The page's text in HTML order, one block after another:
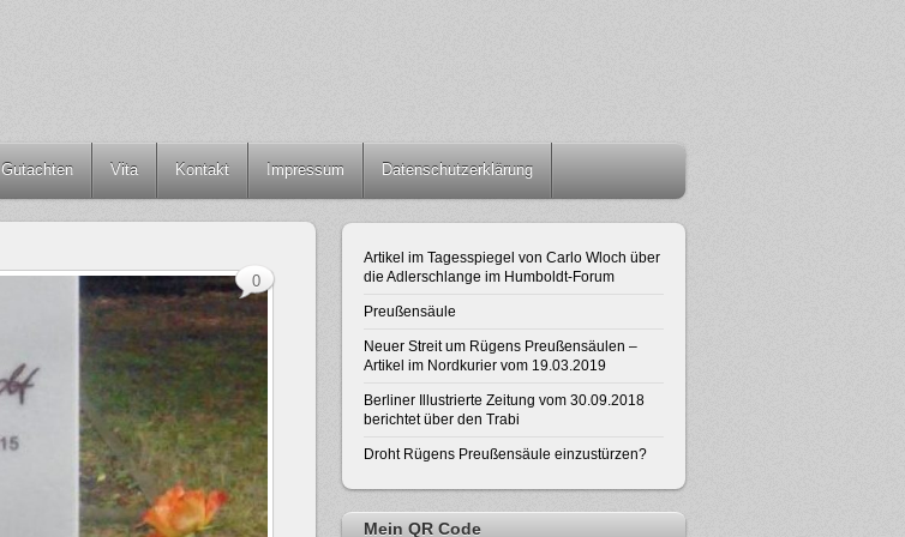
Gutachten Vita Kontakt Impressum Datenschutzerklärung
0
Artikel im Tagesspiegel von Carlo Wloch über
die Adlerschlange im Humboldt-Forum
Preußensäule
Neuer Streit um Rügens Preußensäulen –
Artikel im Nordkurier vom 19.03.2019
Berliner Illustrierte Zeitung vom 30.09.2018
berichtet über den Trabi
Droht Rügens Preußensäule einzustürzen?
Mein QR Code